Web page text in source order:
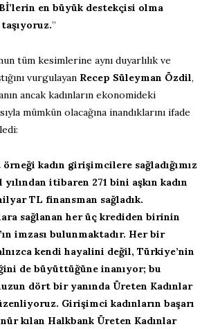
en büyük destekçisi olma
”
tüm kesimlerine aynı duyarlılık ve
vurgulayan Recep Süleyman Özdil,
ancak kadınların ekonomideki
mümkün olacağına inandıklarını ifade
kadın girişimcilere sağladığımız
yılından itibaren 271 bini aşkın kadın
TL finansman sağladık.
sağlanan her üç krediden birinin
imzası bulunmaktadır. Her bir
kendi hayalini değil, Türkiye’nin
de büyüttüğüne inanıyor; bu
dört bir yanında Üreten Kadınlar
Girişimci kadınların başarı
kılan Halkbank Üreten Kadınlar